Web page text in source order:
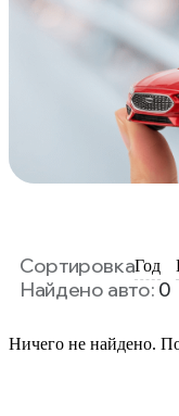
СортировкаГод
Найдено авто: 0
Ничего не найдено.